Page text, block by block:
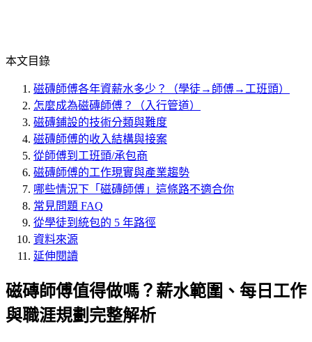
本文目錄
磁磚師傅各年資薪水多少？（學徒→師傅→工班頭）
怎麼成為磁磚師傅？（入行管道）
磁磚鋪設的技術分類與難度
磁磚師傅的收入結構與接案
從師傅到工班頭/承包商
磁磚師傅的工作現實與產業趨勢
哪些情況下「磁磚師傅」這條路不適合你
常見問題 FAQ
從學徒到統包的 5 年路徑
資料來源
延伸閱讀
磁磚師傅值得做嗎？薪水範圍、每日工作
與職涯規劃完整解析